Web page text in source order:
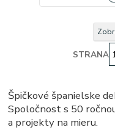
STRANA
Špičkové španielske
Spoločnost s 50
a projekty na mieru.